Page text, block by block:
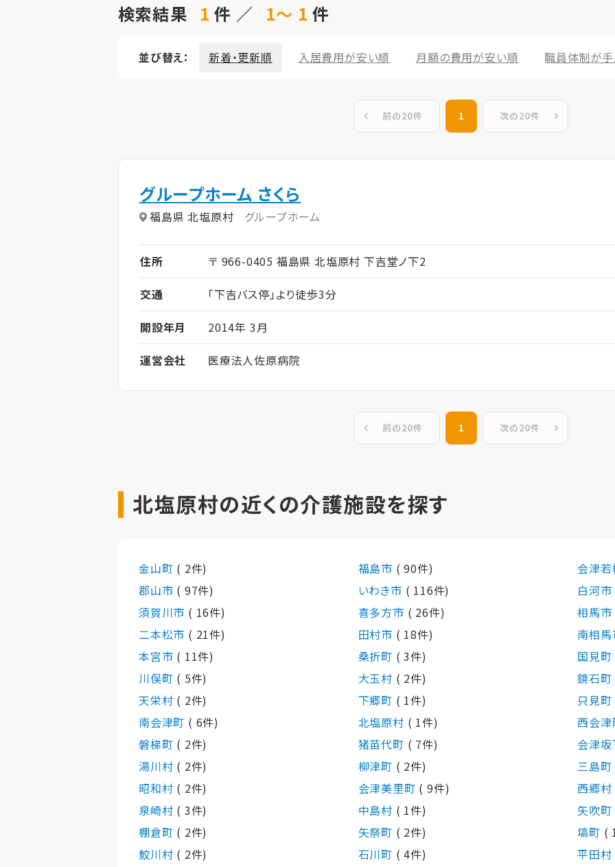
検索結果 1件 ／ 1～ 1件
並び替え： 新着・更新順 入居費用が安い順 月額の費用が安い順 職員体制が
前の20件 1 次の20件
グループホーム さくら
福島県 北塩原村 グループホーム
住所
〒 966-0405 福島県 北塩原村 下吉堂ノ下2
交通
「下吉バス停」より徒歩3分
開設年月
2014年 3月
運営会社
医療法人佐原病院
前の20件 1 次の20件
北塩原村の近くの介護施設を探す
金山町 ( 2件) 福島市 ( 90件)
会津
郡山市 ( 97件) いわき市 ( 116件)
白河市
須賀川市 ( 16件) 喜多方市 ( 26件)
相馬市
二本松市 ( 21件) 田村市 ( 18件)
南相
本宮市 ( 11件) 桑折町 ( 3件)
国見町
川俣町 ( 5件) 大玉村 ( 2件)
鏡石町
天栄村 ( 2件) 下郷町 ( 1件)
只見町
南会津町 ( 6件) 北塩原村 ( 1件)
西会
磐梯町 ( 2件) 猪苗代町 ( 7件)
会津
湯川村 ( 2件) 柳津町 ( 2件)
三島町
昭和村 ( 2件) 会津美里町 ( 9件)
西郷村
泉崎村 ( 3件) 中島村 ( 1件)
矢吹町
棚倉町 ( 2件) 矢祭町 ( 2件) 塙町 (
鮫川村 ( 2件) 石川町 ( 4件)
平田村